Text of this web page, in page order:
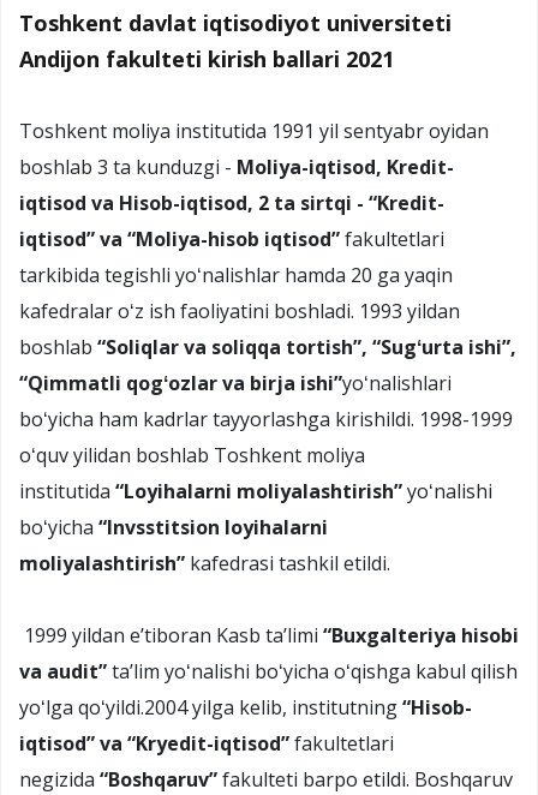
Toshkent davlat iqtisodiyot universiteti
Andijon fakulteti kirish ballari 2021
Toshkent moliya institutida 1991 yil sentyabr oyidan
boshlab 3 ta kunduzgi - Moliya-iqtisod, Kredit-
iqtisod va Hisob-iqtisod, 2 ta sirtqi - “Kredit-
iqtisod” va “Moliya-hisob iqtisod”fakultetlari
tarkibida tegishli yoʻnalishlar hamda 20 ga yaqin
kafedralar oʻz ish faoliyatini boshladi. 1993 yildan
boshlab “Soliqlar va soliqqa tortish”, “Sugʻurta ishi”,
“Qimmatli qogʻozlar va birja ishi”yoʻnalishlari
boʻyicha ham kadrlar tayyorlashga kirishildi. 1998-1999
oʻquv yilidan boshlab Toshkent moliya
institutida “Loyihalarni moliyalashtirish”yoʻnalishi
boʻyicha “Invsstitsion loyihalarni
moliyalashtirish” kafedrasi tashkil etildi.
1999 yildan eʼtiboran Kasb taʼlimi “Buxgalteriya hisobi
va audit”taʼlim yoʻnalishi boʻyicha oʻqishga kabul qilish
yoʻlga qoʻyildi.2004 yilga kelib, institutning“Hisob-
iqtisod”va “Kryedit-iqtisod”fakultetlari
negizida “Boshqaruv”fakulteti barpo etildi. Boshqaruv